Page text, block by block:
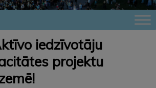
iedzīvotāju
projektu